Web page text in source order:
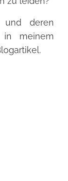
und deren
in meinem
.